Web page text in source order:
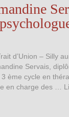
d’Union – Silly
Servais,
3 ème cycle en
en charge des …